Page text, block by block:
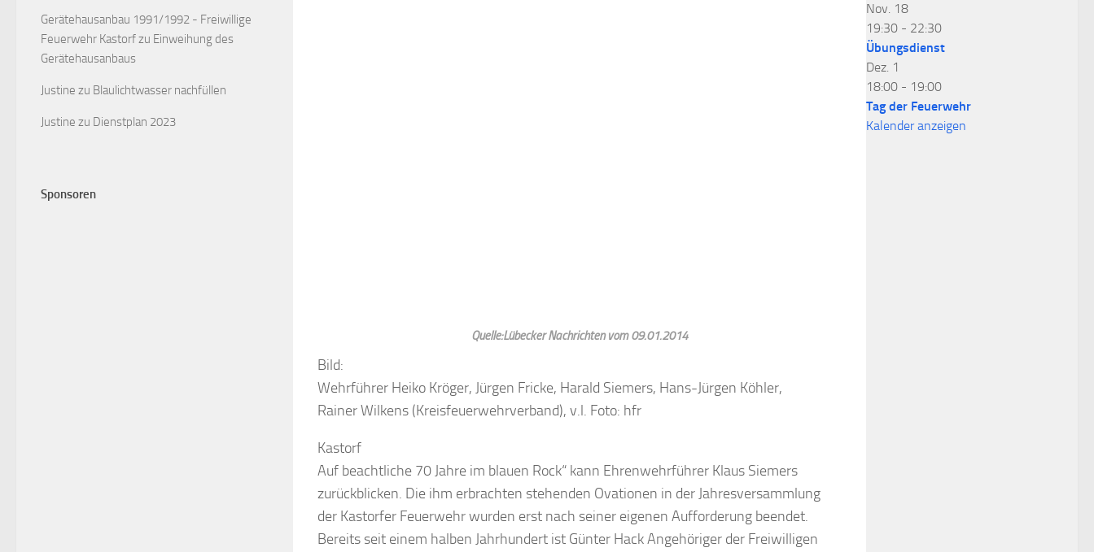
Quelle:Lübecker Nachrichten vom 09.01.2014
Bild:
Wehrführer Heiko Kröger, Jürgen Fricke, Harald Siemers, Hans-Jürgen Köhler,
Rainer Wilkens (Kreisfeuerwehrverband), v.l. Foto: hfr
Kastorf
Auf beachtliche 70 Jahre im blauen Rock“ kann Ehrenwehrführer Klaus Siemers
zurückblicken. Die ihm erbrachten stehenden Ovationen in der Jahresversammlung
der Kastorfer Feuerwehr wurden erst nach seiner eigenen Aufforderung beendet.
Bereits seit einem halben Jahrhundert ist Günter Hack Angehöriger der Freiwilligen
Gerätehausanbau 1991/1992 - Freiwillige
Feuerwehr Kastorfzu Einweihung des
Gerätehausanbaus
Justine zu Blaulichtwasser nachfüllen
Justine zu Dienstplan 2023
Sponsoren
Nov. 18
19:30 - 22:30
Übungsdienst
Dez. 1
18:00 - 19:00
Tag der Feuerwehr
Kalender anzeigen